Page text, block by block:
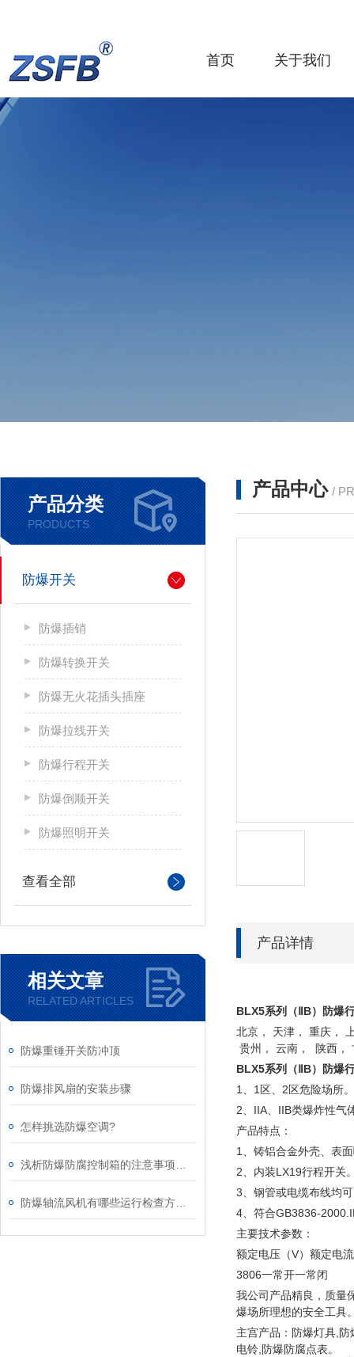
首页 关于我们
产品分类
PRODUCTS
防爆开关
防爆插销
防爆转换开关
防爆无火花插头插座
防爆拉线开关
防爆行程开关
防爆倒顺开关
防爆照明开关
查看全部
相关文章
RELATED ARTICLES
防爆重锤开关防冲顶
防爆排风扇的安装步骤
怎样挑选防爆空调?
产品中心 /
产品详情
BLX5系列（ⅡB）
防爆
北京， 天津， 重庆，
贵州， 云南， 陕西
BLX5系列（ⅡB）
防爆
1、1区、2区危险场所
2、IIA、IIB类爆炸性
产品特点：
1、铸铝合金外壳、表
2、内装LX19行程开关
3、钢管或电缆布线均
4、符合GB3836-
主要技术参数：
额定电压（V）额定电
3806一常开
我公司产品精良，质量
爆场所理想的安全工具
主宫产品：防爆灯具,
电铃,防爆防腐点表。